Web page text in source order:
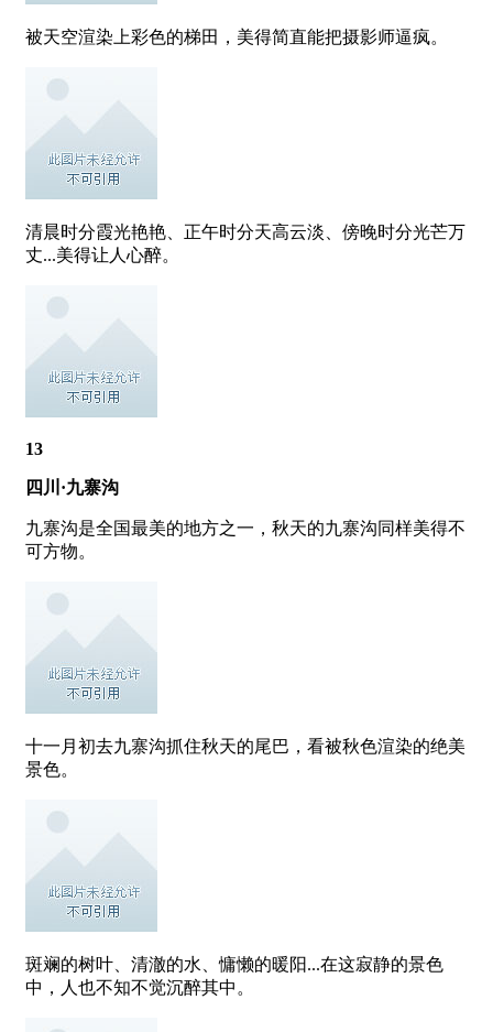
被天空渲染上彩色的梯田，美得简直能把摄影师逼疯。
清晨时分霞光艳艳、正午时分天高云淡、傍晚时分光芒万
丈...美得让人心醉。
13
四川·九寨沟
九寨沟是全国最美的地方之一，秋天的九寨沟同样美得不
可方物。
十一月初去九寨沟抓住秋天的尾巴，看被秋色渲染的绝美
景色。
斑斓的树叶、清澈的水、慵懒的暖阳...在这寂静的景色
中，人也不知不觉沉醉其中。